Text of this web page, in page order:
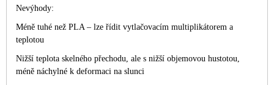
Nevýhody:
Méně tuhé než PLA – lze řídit vytlačovacím multiplikátorem a
teplotou
Nižší teplota skelného přechodu, ale s nižší objemovou hustotou,
méně náchylné k deformaci na slunci